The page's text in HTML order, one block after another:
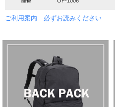
ご利用案内 必ずお読みください